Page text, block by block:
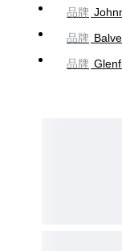
品牌
品牌
品牌